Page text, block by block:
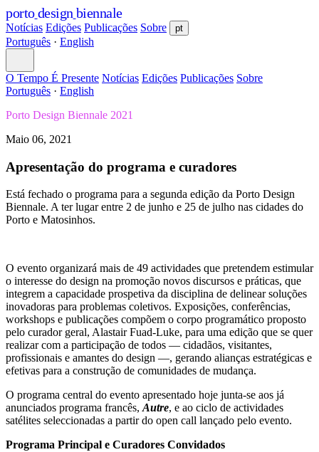
porto design biennale
Notícias Edições Publicações Sobre pt
Português · English
O Tempo É Presente Notícias Edições Publicações Sobre
Português · English
Porto Design Biennale 2021
Maio 06, 2021
Apresentação do programa e curadores
Está fechado o programa para a segunda edição da Porto Design
Biennale. A ter lugar entre 2 de junho e 25 de julho nas cidades do
Porto e Matosinhos.
O evento organizará mais de 49 actividades que pretendem estimular
o interesse do design na promoção novos discursos e práticas, que
integrem a capacidade prospetiva da disciplina de delinear soluções
inovadoras para problemas coletivos. Exposições, conferências,
workshops e publicações compõem o corpo programático proposto
pelo curador geral, Alastair Fuad-Luke, para uma edição que se quer
realizar com a participação de todos — cidadãos, visitantes,
profissionais e amantes do design —, gerando alianças estratégicas e
efetivas para a construção de comunidades de mudança.
O programa central do evento apresentado hoje junta-se aos já
anunciados programa francês,Autre, e ao ciclo de actividades
satélites seleccionadas a partir do open call lançado pelo evento.
Programa Principal e Curadores Convidados